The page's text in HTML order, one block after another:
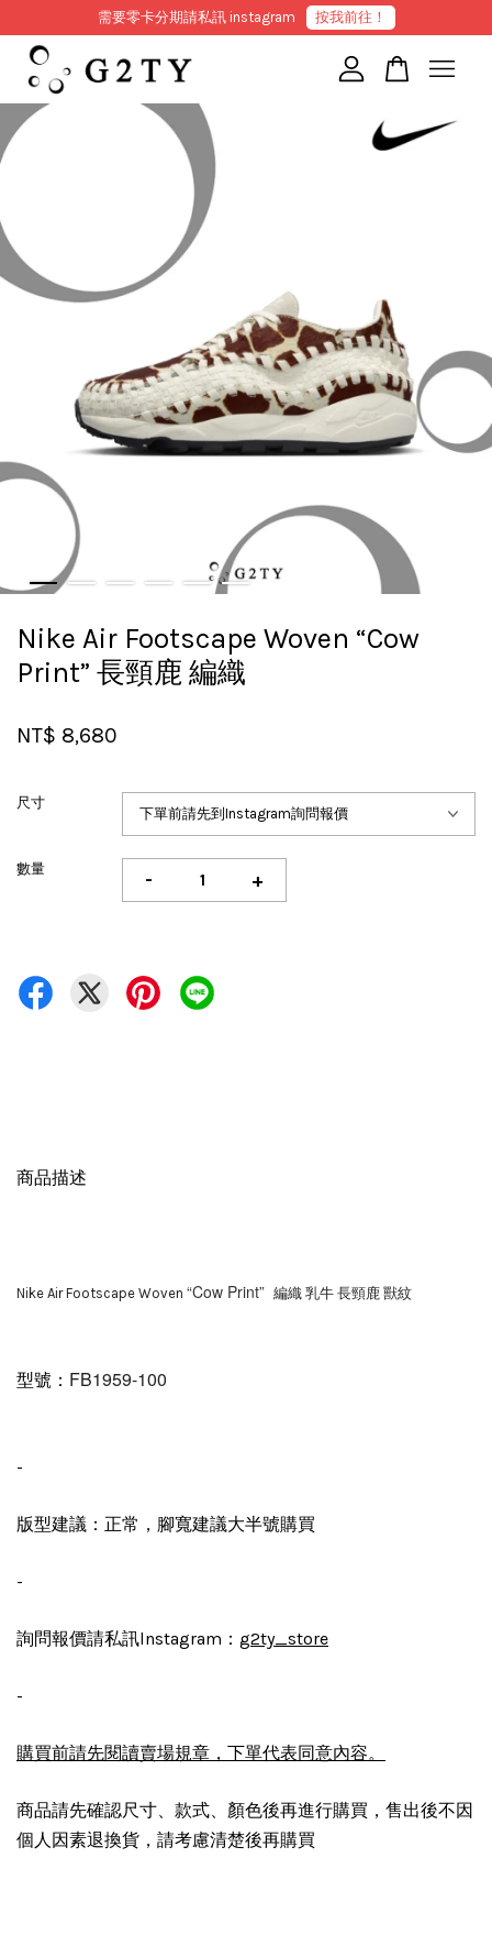
需要零卡分期請私訊 instagram 按我前往！
Nike Air Footscape Woven “Cow
Print” 長頸鹿 編織
NT$ 8,680
尺寸
數量 - +
商品描述
Nike Air Footscape Woven “Cow Print” 編織 乳牛 長頸鹿 獸紋
型號： FB1959-100
-
版型建議：正常，腳寬建議大半號購買
-
詢問報價請私訊lnstagram： g2ty_store
-
購買前請先閱讀賣場規章 ，下單代表同意內容。
商品請先確認尺寸、款式、顏色後再進行購買，售出後不因
個人因素退換貨，請考慮清楚後再購買
您的購物車目前還是空的。